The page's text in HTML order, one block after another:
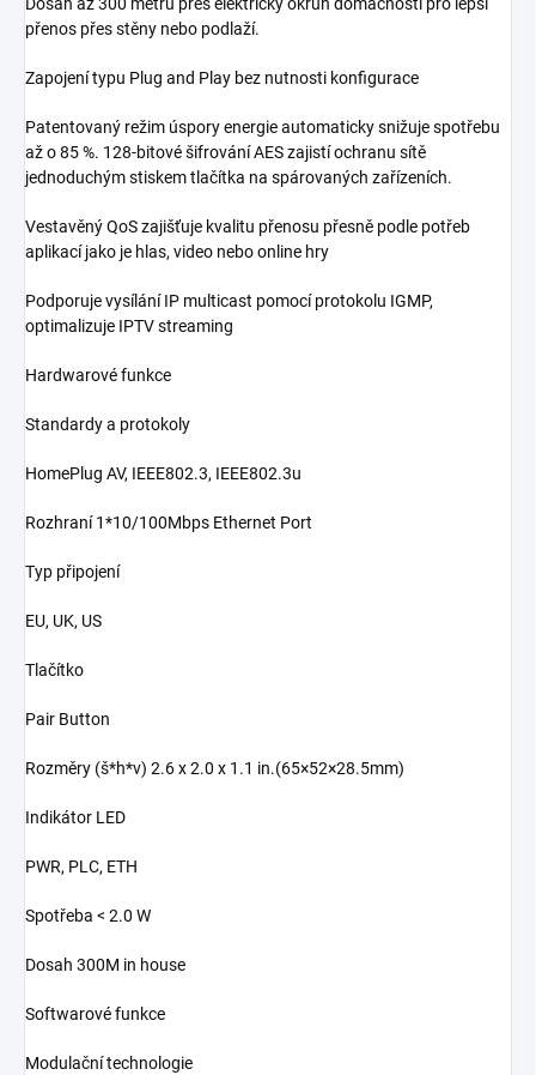
Dosah až 300 metrů přes elektrický okruh domácnosti pro lepší
přenos přes stěny nebo podlaží.
Zapojení typu Plug and Play bez nutnosti konfigurace
Patentovaný režim úspory energie automaticky snižuje spotřebu
až o 85 %. 128-bitové šifrování AES zajistí ochranu sítě
jednoduchým stiskem tlačítka na spárovaných zařízeních.
Vestavěný QoS zajišťuje kvalitu přenosu přesně podle potřeb
aplikací jako je hlas, video nebo online hry
Podporuje vysílání IP multicast pomocí protokolu IGMP,
optimalizuje IPTV streaming
Hardwarové funkce
Standardy a protokoly
HomePlug AV, IEEE802.3, IEEE802.3u
Rozhraní 1*10/100Mbps Ethernet Port
Typ připojení
EU, UK, US
Tlačítko
Pair Button
Rozměry (š*h*v) 2.6 x 2.0 x 1.1 in.(65×52×28.5mm)
Indikátor LED
PWR, PLC, ETH
Spotřeba < 2.0 W
Dosah 300M in house
Softwarové funkce
Modulační technologie